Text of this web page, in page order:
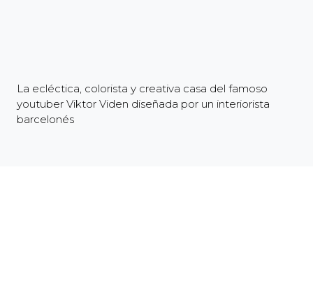
La ecléctica, colorista y creativa casa del famoso
youtuber Viktor Viden diseñada por un interiorista
barcelonés